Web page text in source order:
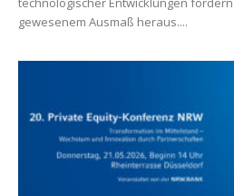
gewesenem Ausmaß heraus....